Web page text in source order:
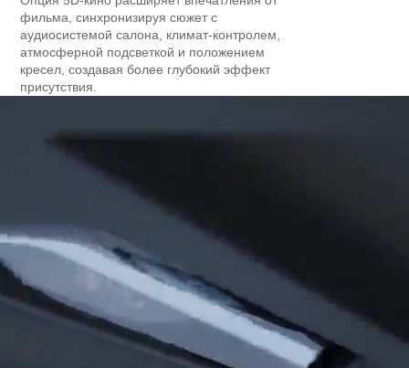
фильма, синхронизируя сюжет с
аудиосистемой салона, климат‑контролем,
атмосферной подсветкой и положением
кресел, создавая более глубокий эффект
присутствия.